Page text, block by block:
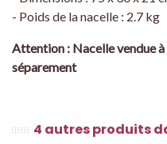
- Poids de la nacelle : 2.7 kg
Attention : Nacelle vendue
séparement
4 autres produits